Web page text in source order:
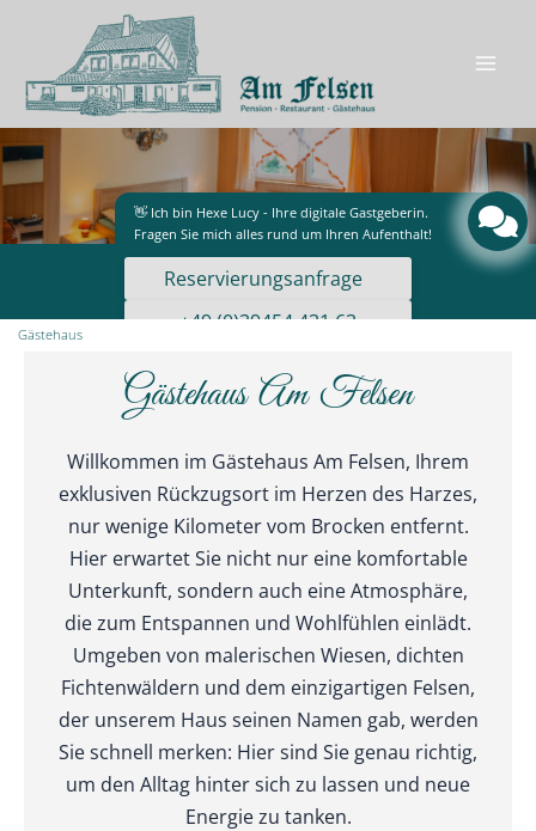
springen
Reservierungsanfrage
+49 (0)39454 431 63
Gästehaus
Gästehaus Am Felsen
Willkommen im Gästehaus Am Felsen, Ihrem
exklusiven Rückzugsort im Herzen des Harzes,
nur wenige Kilometer vom Brocken entfernt.
Hier erwartet Sie nicht nur eine komfortable
Unterkunft, sondern auch eine Atmosphäre,
die zum Entspannen und Wohlfühlen einlädt.
Umgeben von malerischen Wiesen, dichten
Fichtenwäldern und dem einzigartigen Felsen,
der unserem Haus seinen Namen gab, werden
Sie schnell merken: Hier sind Sie genau richtig,
um den Alltag hinter sich zu lassen und neue
Energie zu tanken.
👋 Ich bin Hexe Lucy - Ihre digitale Gastgeberin.
Fragen Sie mich alles rund um Ihren Aufenthalt!